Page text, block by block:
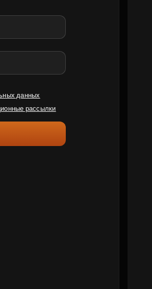
данных
рассылки